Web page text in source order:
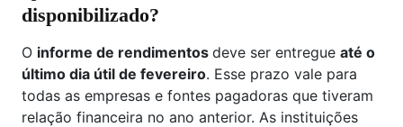
disponibilizado?
O informe de rendimentos deve ser entregue até o
último dia útil de fevereiro. Esse prazo vale para
todas as empresas e fontes pagadoras que tiveram
relação financeira no ano anterior. As instituições